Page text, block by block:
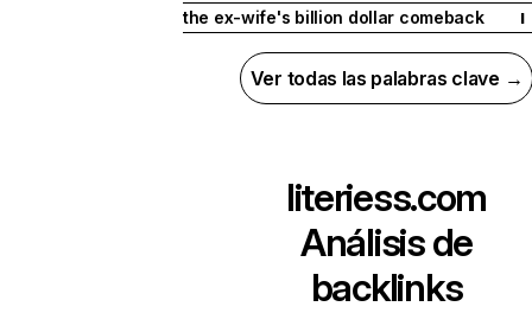
the ex-wife's billion dollar comeback I
Ver todas las palabras clave →
literiess.com
Análisis de
backlinks